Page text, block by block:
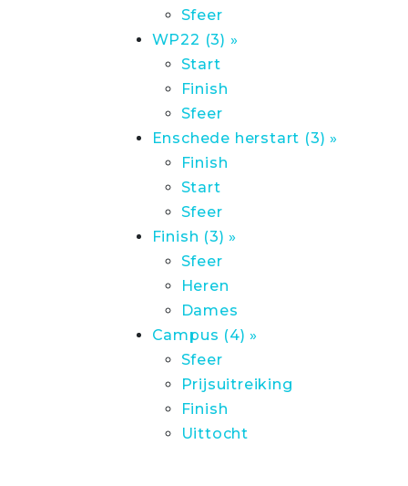
Sfeer
WP22 (3) »
Start
Finish
Sfeer
Enschede herstart (3) »
Finish
Start
Sfeer
Finish (3) »
Sfeer
Heren
Dames
Campus (4) »
Sfeer
Prijsuitreiking
Finish
Uittocht